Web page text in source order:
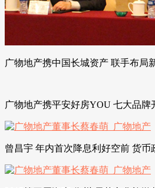
广物地产携中国长城资产 联手布局
广物地产携平安好房YOU 七大品牌
曾昌宇 年内首次降息利好空前 货币